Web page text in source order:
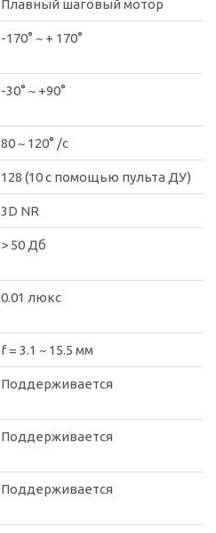
Плавный шаговый мотор
-170° ~ + 170°
-30° ~ +90°
80 ~ 120° /с
128 (10 с помощью пульта ДУ)
3D NR
> 50 Дб
0.01 люкс
f = 3.1 ~ 15.5 мм
Поддерживается
Поддерживается
Поддерживается